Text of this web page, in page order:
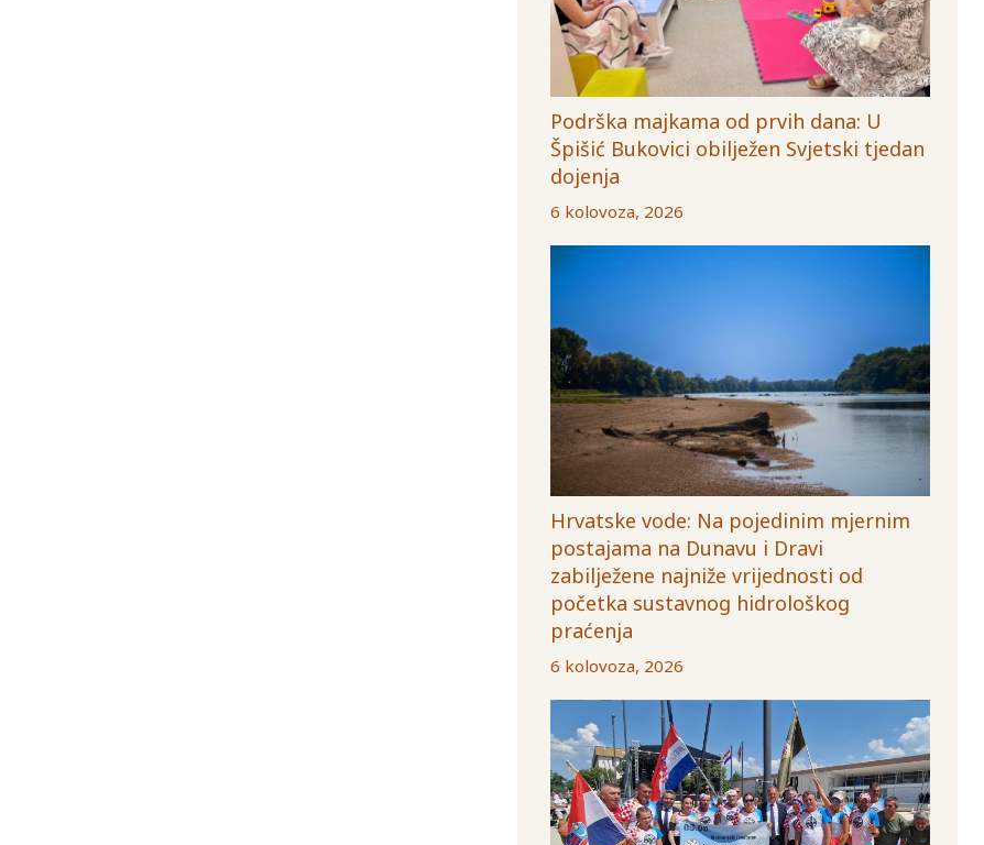
Podrška majkama od prvih dana: U
Špišić Bukovici obilježen Svjetski tjedan
dojenja
6 kolovoza, 2026
Hrvatske vode: Na pojedinim mjernim
postajama na Dunavu i Dravi
zabilježene najniže vrijednosti od
početka sustavnog hidrološkog
praćenja
6 kolovoza, 2026